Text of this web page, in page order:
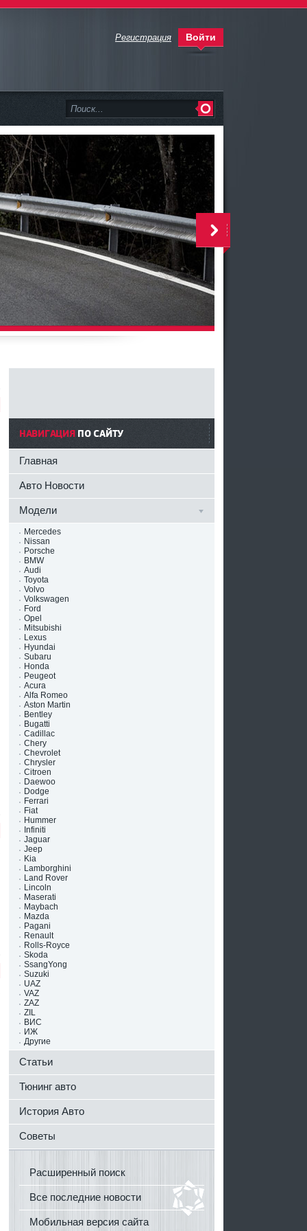
Регистрация Войти
НАВИГАЦИЯПО САЙТУ
Главная
Авто Новости
Модели
Mercedes
Nissan
Porsche
BMW
Audi
Toyota
Volvo
Volkswagen
Ford
Opel
Mitsubishi
Lexus
Hyundai
Subaru
Honda
Peugeot
Acura
Alfa Romeo
Aston Martin
Bentley
Bugatti
Cadillac
Chery
Chevrolet
Chrysler
Citroen
Daewoo
Dodge
Ferrari
Fiat
Hummer
Infiniti
Jaguar
Jeep
Kia
Lamborghini
Land Rover
Lincoln
Maserati
Maybach
Mazda
Pagani
Renault
Rolls-Royce
Skoda
SsangYong
Suzuki
UAZ
VAZ
ZAZ
ZIL
ВИС
ИЖ
Другие
Статьи
Тюнинг авто
История Авто
Советы
Расширенный поиск
Все последние новости
Мобильная версия сайта